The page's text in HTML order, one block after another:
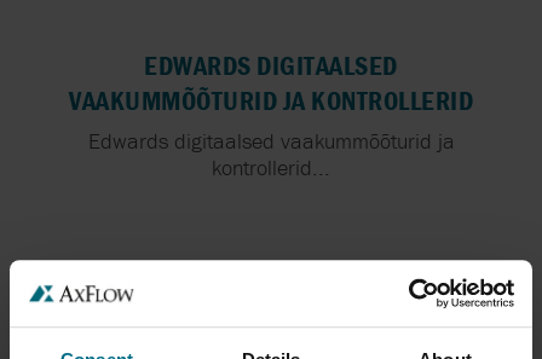
EDWARDS DIGITAALSED
VAAKUMMÕÕTURID JA KONTROLLERID
Edwards digitaalsed vaakummõõturid ja
kontrollerid...